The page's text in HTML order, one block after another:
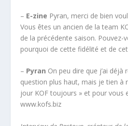
– E-zine Pyran, merci de bien
Vous êtes un ancien de la team
de la précédente saison. Pouvez-
pourquoi de cette fidélité et de
– Pyran On peu dire que j’ai déjà
question plus haut, mais je tien à
jour KOF toujours » et pour vous
www.kofs.biz